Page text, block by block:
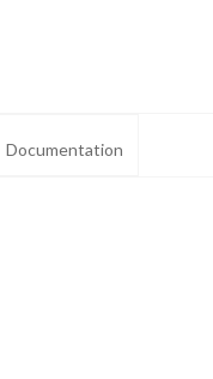
Documentation